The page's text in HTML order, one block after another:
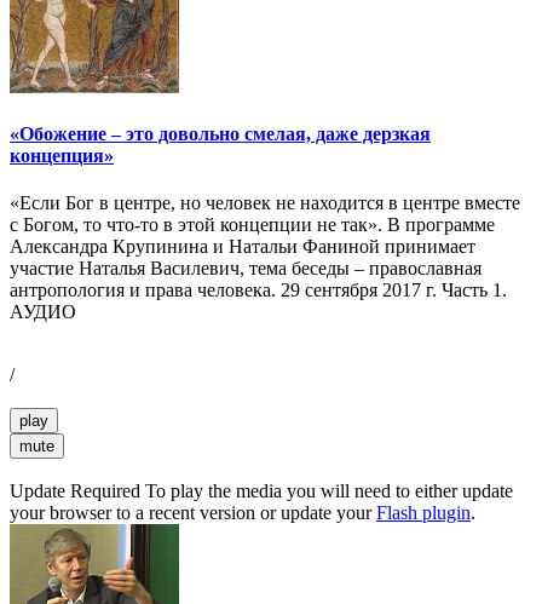
«Обожение – это довольно смелая, даже дерзкая
концепция»
«Если Бог в центре, но человек не находится в центре вместе
с Богом, то что-то в этой концепции не так». В программе
Александра Крупинина и Натальи Фаниной принимает
участие Наталья Василевич, тема беседы – православная
антропология и права человека. 29 сентября 2017 г. Часть 1.
АУДИО
/
play
mute
Update Required To play the media you will need to either update
your browser to a recent version or update yourFlash plugin.